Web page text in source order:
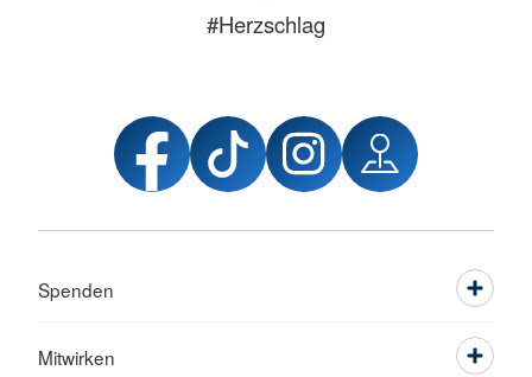
#Herzschlag
Spenden
Mitwirken